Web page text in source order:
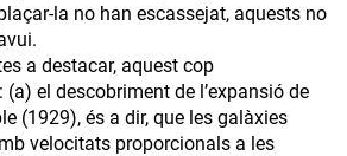
la no han escassejat, aquests no
a destacar, aquest cop
el descobriment de l’expansió de
(1929), és a dir, que les galàxies
velocitats proporcionals a les